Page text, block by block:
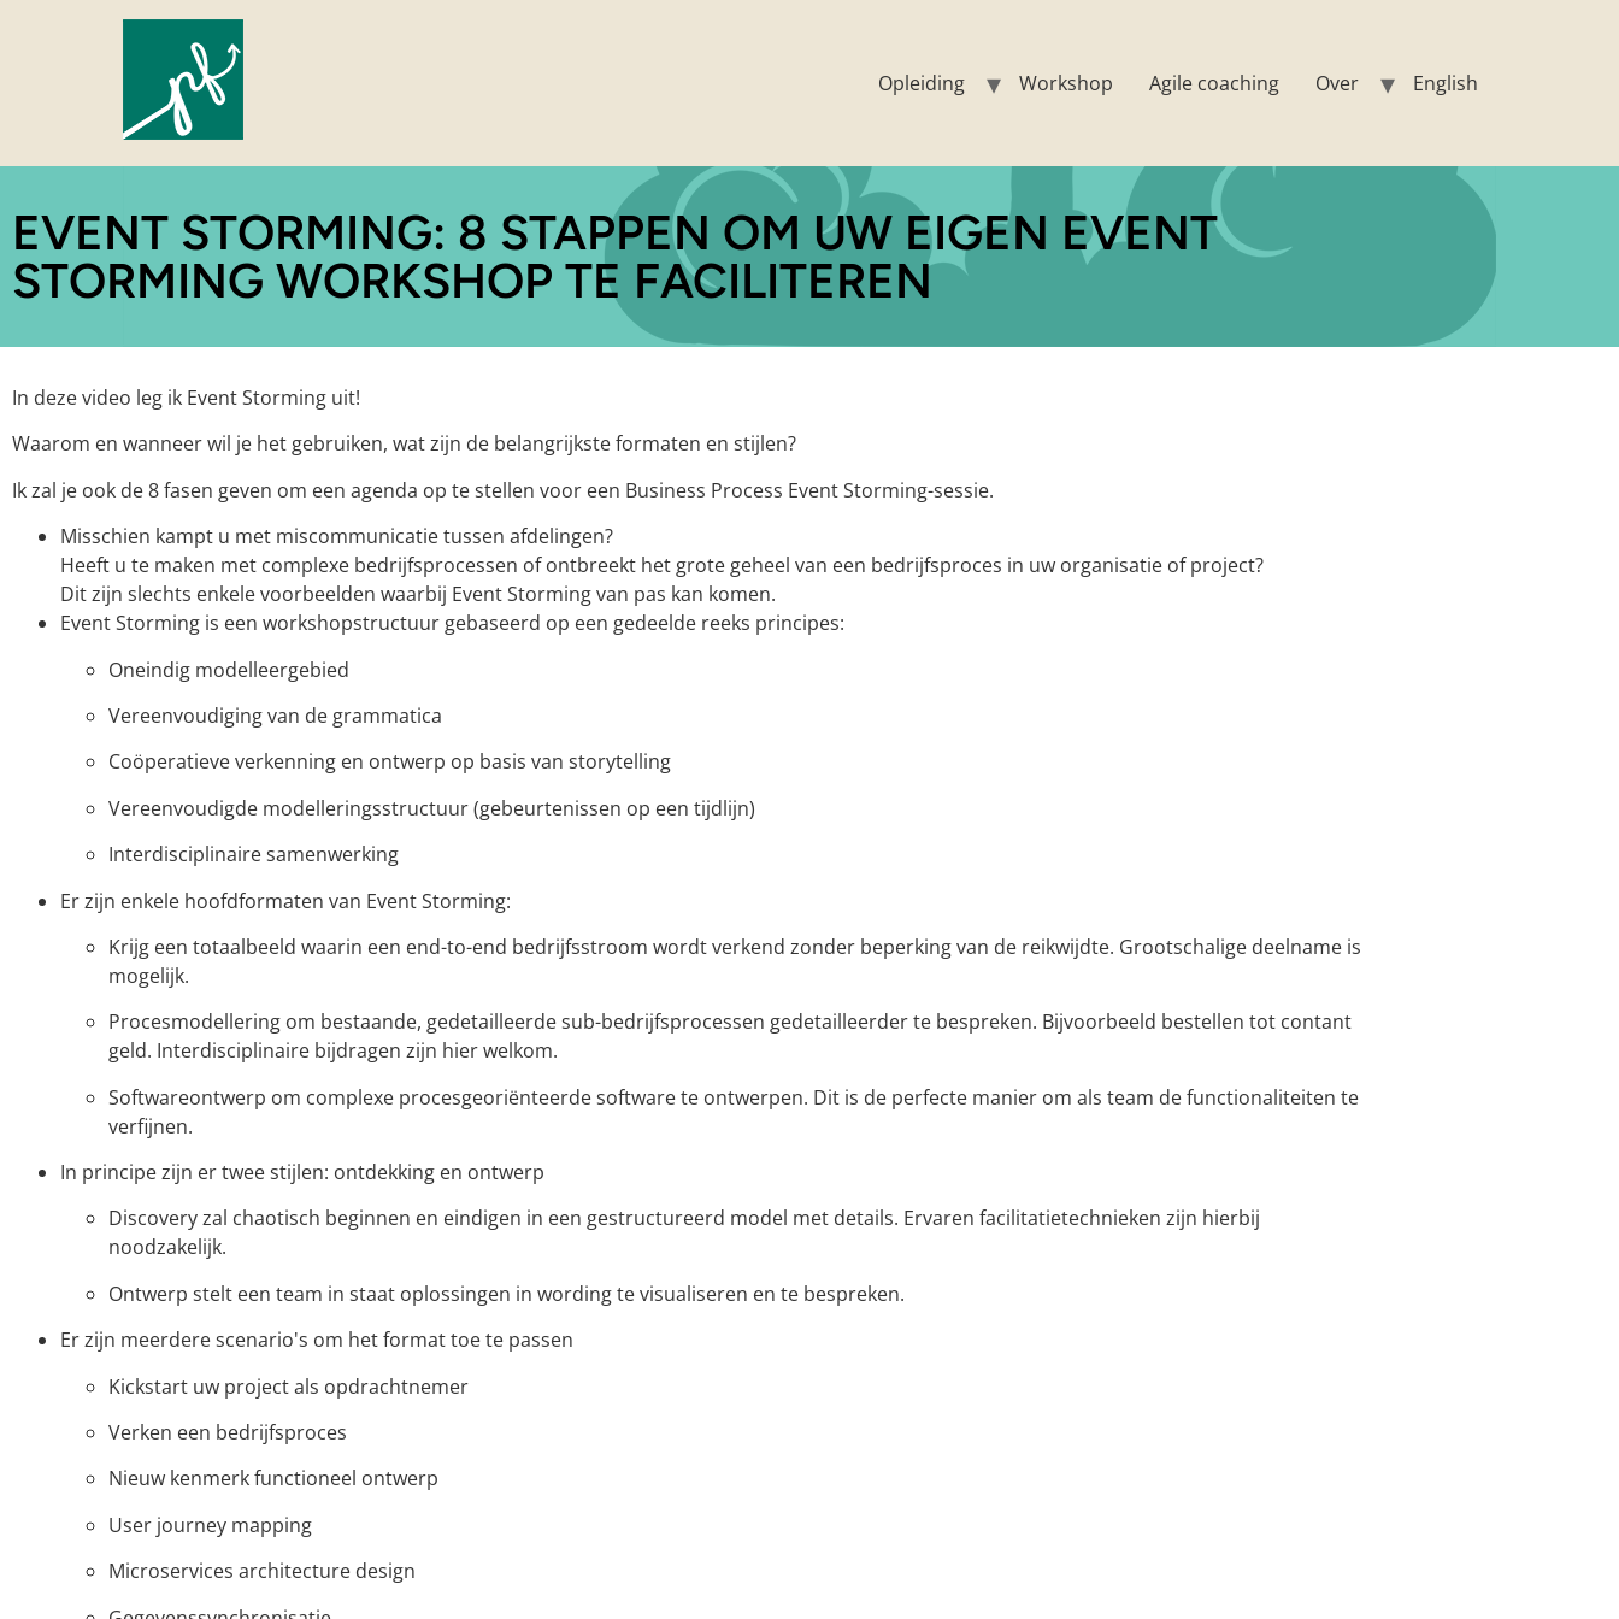
Opleiding Workshop Agile coaching Over English
EVENT STORMING: 8 STAPPEN OM UW EIGEN EVENT
STORMING WORKSHOP TE FACILITEREN
In deze video leg ik Event Storming uit!
Waarom en wanneer wil je het gebruiken, wat zijn de belangrijkste formaten en stijlen?
Ik zal je ook de 8 fasen geven om een agenda op te stellen voor een Business Process Event Storming-sessie.
Misschien kampt u met miscommunicatie tussen afdelingen?
Heeft u te maken met complexe bedrijfsprocessen of ontbreekt het grote geheel van een bedrijfsproces in uw organisatie of project?
Dit zijn slechts enkele voorbeelden waarbij Event Storming van pas kan komen.
Event Storming is een workshopstructuur gebaseerd op een gedeelde reeks principes:
Oneindig modelleergebied
Vereenvoudiging van de grammatica
Coöperatieve verkenning en ontwerp op basis van storytelling
Vereenvoudigde modelleringsstructuur (gebeurtenissen op een tijdlijn)
Interdisciplinaire samenwerking
Er zijn enkele hoofdformaten van Event Storming:
Krijg een totaalbeeld waarin een end-to-end bedrijfsstroom wordt verkend zonder beperking van de reikwijdte. Grootschalige deelname is
mogelijk.
Procesmodellering om bestaande, gedetailleerde sub-bedrijfsprocessen gedetailleerder te bespreken. Bijvoorbeeld bestellen tot contant
geld. Interdisciplinaire bijdragen zijn hier welkom.
Softwareontwerp om complexe procesgeoriënteerde software te ontwerpen. Dit is de perfecte manier om als team de functionaliteiten te
verfijnen.
In principe zijn er twee stijlen: ontdekking en ontwerp
Discovery zal chaotisch beginnen en eindigen in een gestructureerd model met details. Ervaren facilitatietechnieken zijn hierbij
noodzakelijk.
Ontwerp stelt een team in staat oplossingen in wording te visualiseren en te bespreken.
Er zijn meerdere scenario's om het format toe te passen
Kickstart uw project als opdrachtnemer
Verken een bedrijfsproces
Nieuw kenmerk functioneel ontwerp
User journey mapping
Microservices architecture design